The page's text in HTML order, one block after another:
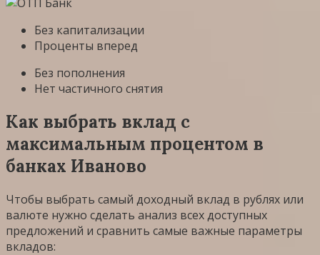
Без капитализации
Проценты вперед
Без пополнения
Нет частичного снятия
Как выбрать вклад с
максимальным процентом в
банках Иваново
Чтобы выбрать самый доходный вклад в рублях или
валюте нужно сделать анализ всех доступных
предложений и сравнить самые важные параметры
вкладов: